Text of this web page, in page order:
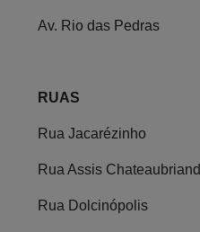
Av. Rio das Pedras
RUAS
Rua Jacarézinho
Rua Assis Chateaubriand
Rua Dolcinópolis